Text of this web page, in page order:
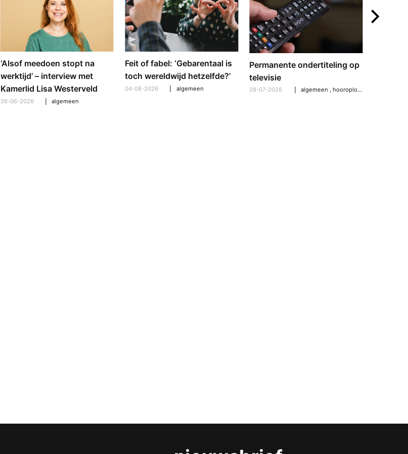
Feit of fabel: ‘Gebarentaal is
toch wereldwijd hetzelfde?’
04-08-2026 algemeen
Permanente ondertiteling op
televisie
28-07-2026 algemeen ,hooroplossingen
‘Alsof meedoen stopt na
werktijd’ – interview met
Kamerlid Lisa Westerveld
26-06-2026 algemeen